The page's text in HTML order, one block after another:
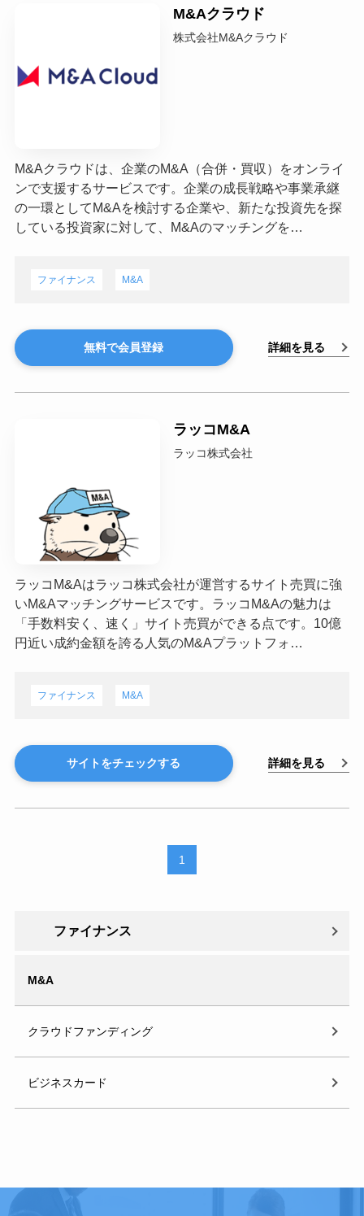
M&Aクラウド
株式会社M&Aクラウド
M&Aクラウドは、企業のM&A（合併・買収）をオンライ
ンで支援するサービスです。企業の成長戦略や事業承継
の一環としてM&Aを検討する企業や、新たな投資先を探
している投資家に対して、M&Aのマッチングを…
ファイナンス M&A
無料で会員登録 詳細を見る
ラッコM&A
ラッコ株式会社
ラッコM&Aはラッコ株式会社が運営するサイト売買に強
いM&Aマッチングサービスです。ラッコM&Aの魅力は
「手数料安く、速く」サイト売買ができる点です。10億
円近い成約金額を誇る人気のM&Aプラットフォ…
ファイナンス M&A
サイトをチェックする 詳細を見る
1
ファイナンス
M&A
クラウドファンディング
ビジネスカード